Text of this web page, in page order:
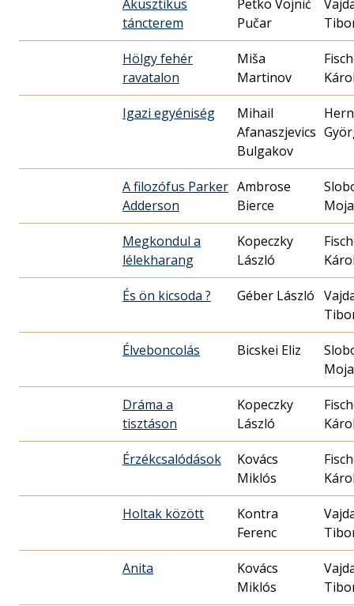
Akusztikus
táncterem
Petko Vojnić
Pučar
Hölgy fehér
ravatalon
Miša
Martinov
Igazi egyéniség
Mihail
Afanaszjevics
Bulgakov
A filozófus Parker
Adderson
Ambrose
Bierce
Megkondul a
lélekharang
Kopeczky
László
És ön kicsoda ? Géber László
Élveboncolás Bicskei Eliz
Dráma a
tisztáson
Kopeczky
László
Érzékcsalódások
Kovács
Miklós
Holtak között
Kontra
Ferenc
Anita
Kovács
Miklós